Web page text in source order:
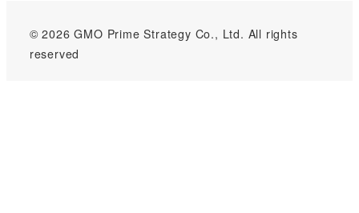
© 2026 GMO Prime Strategy Co., Ltd. All rights
reserved